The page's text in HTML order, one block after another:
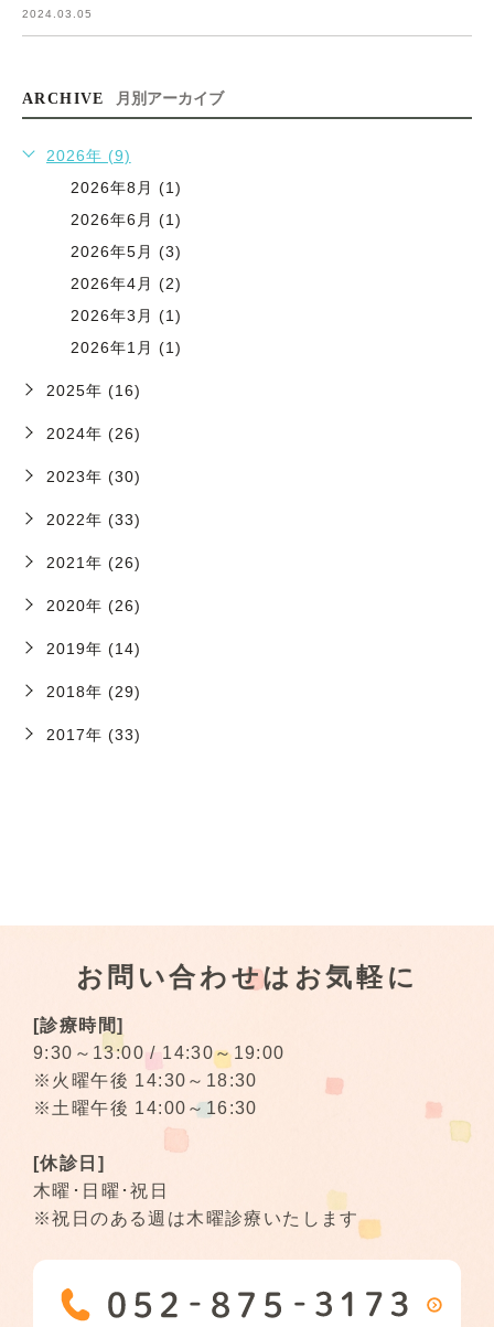
2024.03.05
ARCHIVE 月別アーカイブ
2026年 (9)
2026年8月 (1)
2026年6月 (1)
2026年5月 (3)
2026年4月 (2)
2026年3月 (1)
2026年1月 (1)
2025年 (16)
2024年 (26)
2023年 (30)
2022年 (33)
2021年 (26)
2020年 (26)
2019年 (14)
2018年 (29)
2017年 (33)
お問い合わせはお気軽に
[診療時間]
9:30～13:00 / 14:30～19:00
※火曜午後 14:30～18:30
※土曜午後 14:00～16:30
[休診日]
木曜･日曜･祝日
※祝日のある週は木曜診療いたします